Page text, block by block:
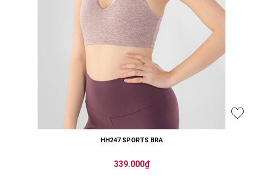
HH247 SPORTS BRA
339.000₫